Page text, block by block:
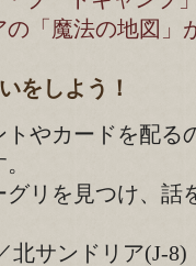
「魔法の地図」
をしよう！
やカードを配る
グリを見つけ、話
サンドリア(J-8)